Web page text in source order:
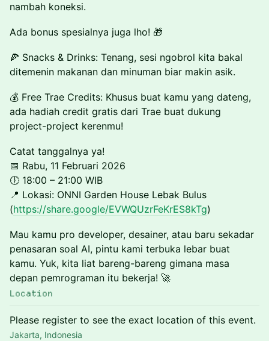
nambah koneksi.
Ada bonus spesialnya juga lho! 🎁
🍕 Snacks & Drinks: Tenang, sesi ngobrol kita bakal
ditemenin makanan dan minuman biar makin asik.
💰 Free Trae Credits: Khusus buat kamu yang dateng,
ada hadiah credit gratis dari Trae buat dukung
project-project kerenmu!
Catat tanggalnya ya!
📅 Rabu, 11 Februari 2026
🕕 18:00 – 21:00 WIB
📍 Lokasi: ONNI Garden House Lebak Bulus
(https://share.google/EVWQUzrFeKrES8kTg)
Mau kamu pro developer, desainer, atau baru sekadar
penasaran soal AI, pintu kami terbuka lebar buat
kamu. Yuk, kita liat bareng-bareng gimana masa
depan pemrograman itu bekerja! 🚀
Location
Please register to see the exact location of this event.
Jakarta, Indonesia